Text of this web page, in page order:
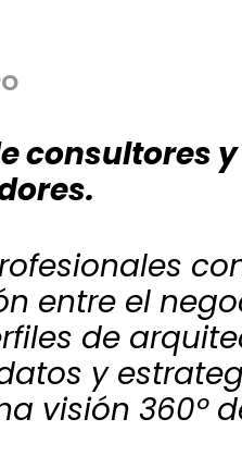
consultores y
entre el
de
y
visión 360º